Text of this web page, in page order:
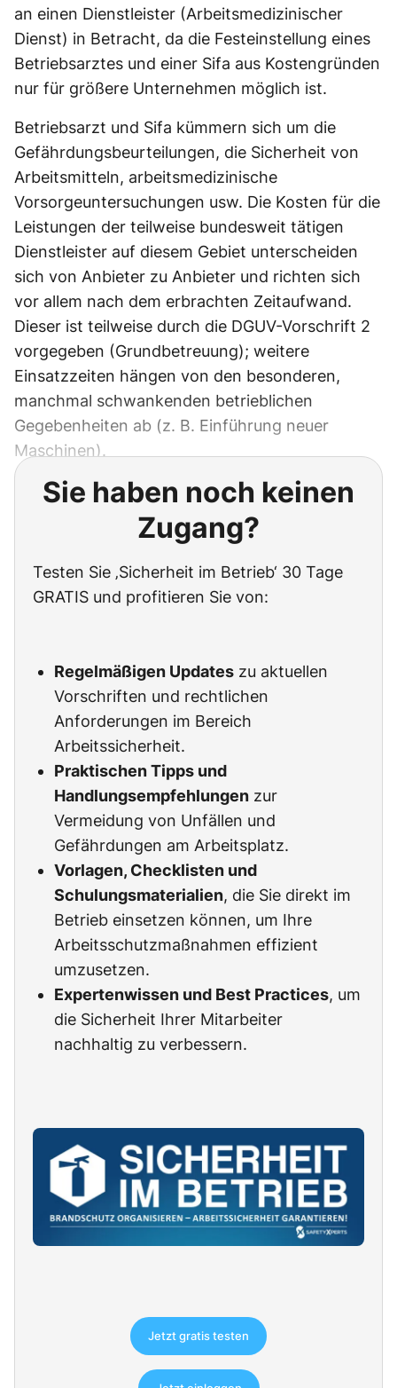
an einen Dienstleister (Arbeitsmedizinischer
Dienst) in Betracht, da die Festeinstellung eines
Betriebsarztes und einer Sifa aus Kostengründen
nur für größere Unternehmen möglich ist.
Betriebsarzt und Sifa kümmern sich um die
Gefährdungsbeurteilungen, die Sicherheit von
Arbeitsmitteln, arbeitsmedizinische
Vorsorgeuntersuchungen usw. Die Kosten für die
Leistungen der teilweise bundesweit tätigen
Dienstleister auf diesem Gebiet unterscheiden
sich von Anbieter zu Anbieter und richten sich
vor allem nach dem erbrachten Zeitaufwand.
Dieser ist teilweise durch die DGUV-Vorschrift 2
vorgegeben (Grundbetreuung); weitere
Einsatzzeiten hängen von den besonderen,
manchmal schwankenden betrieblichen
Gegebenheiten ab (z. B. Einführung neuer
Maschinen).
Sie haben noch keinen
Zugang?
Testen Sie ‚Sicherheit im Betrieb‘ 30 Tage
GRATIS und profitieren Sie von:
Regelmäßigen Updates zu aktuellen
Vorschriften und rechtlichen
Anforderungen im Bereich
Arbeitssicherheit.
Praktischen Tipps und
Handlungsempfehlungen zur
Vermeidung von Unfällen und
Gefährdungen am Arbeitsplatz.
Vorlagen, Checklisten und
Schulungsmaterialien, die Sie direkt im
Betrieb einsetzen können, um Ihre
Arbeitsschutzmaßnahmen effizient
umzusetzen.
Expertenwissen und Best Practices, um
die Sicherheit Ihrer Mitarbeiter
nachhaltig zu verbessern.
Jetzt gratis testen